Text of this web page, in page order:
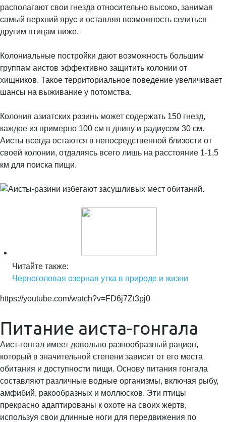
располагают свои гнезда относительно высоко, занимая
самый верхний ярус и оставляя возможность селиться
другим птицам ниже.
Колониальные постройки дают возможность большим
группам аистов эффективно защитить колонии от
хищников. Такое территориальное поведение увеличивает
шансы на выживание у потомства.
Колония азиатских разинь может содержать 150 гнезд,
каждое из примерно 100 см в длину и радиусом 30 см.
Аисты всегда остаются в непосредственной близости от
своей колонии, отдаляясь всего лишь на расстояние 1-1,5
км для поиска пищи.
Читайте также:
Черноголовая озерная утка в природе и жизни
https://youtube.com/watch?v=FD6j7Zt3pj0
Питание аиста-гонгала
Аист-гонгал имеет довольно разнообразный рацион,
который в значительной степени зависит от его места
обитания и доступности пищи. Основу питания гонгала
составляют различные водные организмы, включая рыбу,
амфибий, ракообразных и моллюсков. Эти птицы
прекрасно адаптированы к охоте на своих жертв,
используя свои длинные ноги для передвижения по